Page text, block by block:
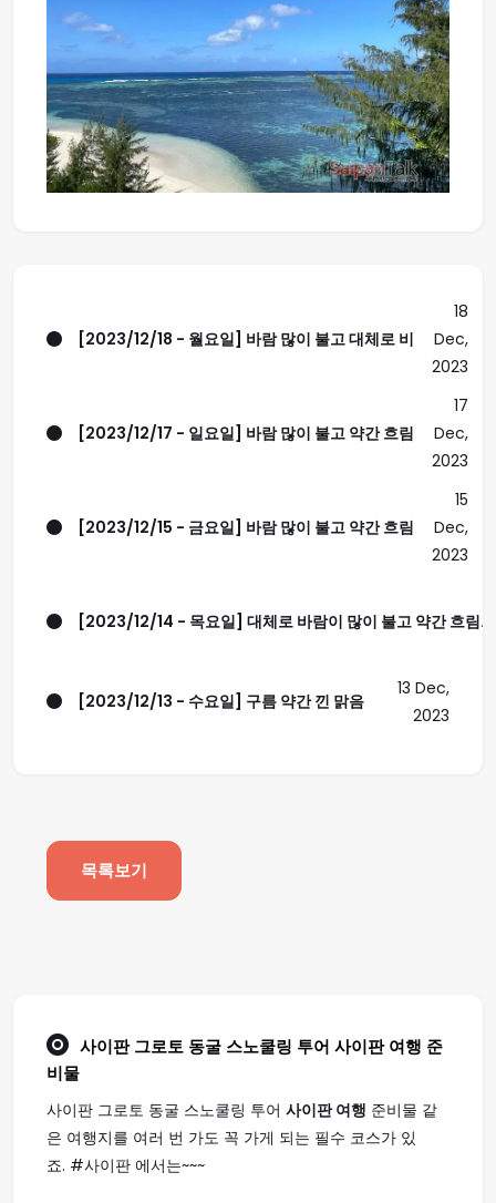
[2023/12/18 - 월요일] 바람 많이 불고 대체로 비
18
Dec,
2023
[2023/12/17 - 일요일] 바람 많이 불고 약간 흐림
17
Dec,
2023
[2023/12/15 - 금요일] 바람 많이 불고 약간 흐림
15
Dec,
2023
[2023/12/14 - 목요일] 대체로 바람이 많이 불고 약간 흐림..
[2023/12/13 - 수요일] 구름 약간 낀 맑음
13 Dec,
2023
목록보기
사이판 그로토 동굴 스노쿨링 투어 사이판 여행 준
비물
사이판 그로토 동굴 스노쿨링 투어 사이판 여행 준비물 같
은 여행지를 여러 번 가도 꼭 가게 되는 필수 코스가 있
죠. #사이판 에서는~~~